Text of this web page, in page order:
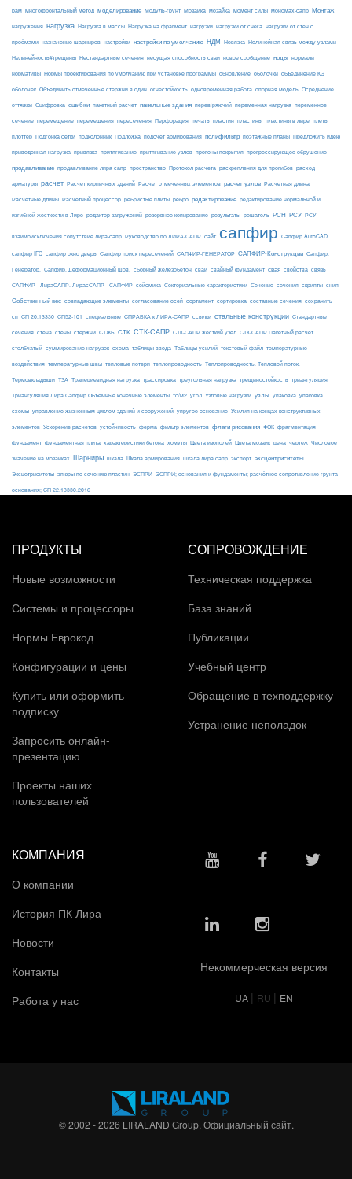
рам многофронтальный метод моделирование Модуль-грунт Мозаика мозайка момент силы мономах-сапр Монтаж
нагружения нагрузка Нагрузка в массы Нагрузка на фрагмент нагрузки нагрузки от снега нагрузки от стен с
проёмами назначение шарниров настройки настройки по умолчанию НДМ Невязка Нелинейная связь между узлами
Нелинейность#трещины Нестандартные сечения несущая способность сваи новое сообщение ноды нормали
нормативы Нормы проектирования по умолчанию при установке программы обновление оболочки объединение КЭ
оболочек Объединить отмеченные стержни в один огнестойкость одновременная работа опорная модель Осреднение
оттяжки Оцифровка ошибки пакетный расчет панельные здания перевіряючий переменная нагрузка переменное
сечение перемещение перемещения пересечения Перфорация печать пластин пластины пластины в лире плеть
плоттер Подгонка сетки подколонник Подложка подсчет армирования полифильтр поэтажные планы Предложить идею
приведенная нагрузка привязка притягивание притягивание узлов прогоны покрытия прогрессирующее обрушение
продавливание продавливание лира сапр пространство Протокол расчета раскрепления для прогибов расход
арматуры расчет Расчет кирпичных зданий Расчет отмеченных элементов расчет узлов Расчетная длина
Расчетные длины Расчетный процессор ребристые плиты ребро редактирование редактирование нормальной и
изгибной жесткости в Лире редактор загружений резервное копирование результаты решатель РСН РСУ РСУ
взаимоисключения сопутствие лира-сапр Руководство по ЛИРА-САПР сайт сапфир Сапфир AutoCAD
сапфир IFC сапфир окно дверь Сапфир поиск пересечений САПФИР-ГЕНЕРАТОР САПФИР-Конструкции Сапфир.
Генератор. Сапфир. Деформационный шов. сборный железобетон сваи свайный фундамент свая свойства связь
САПФИР - ЛираСАПР. ЛирасСАПР - САПФИР сейсмика Секториальные характеристики Сечение сечения скрипты снип
Собственный вес совпадающие элементы согласование осей сортамент сортировка составные сечения сохранить
сп СП 20.13330 СП52-101 специальные СПРАВКА к ЛИРА-САПР ссылки стальные конструкции Стандартные
сечения стена стены стержни СТЖБ СТК СТК-САПР СТК-САПР жесткий узел СТК-САПР Пакетный расчет
столбчатый суммирование нагрузок схема таблицы ввода Таблицы усилий текстовый файл температурные
воздействия температурные швы тепловые потери теплопроводность Теплопроводность. Тепловой поток.
Термовкладыши ТЗА Трапециевидная нагрузка трассировка треугольная нагрузка трещиностойкость триангуляция
Триангуляция Лира Сапфир Объемные конечные элементы тс/м2 угол Узловые нагрузки узлы упаковка упаковка
схемы управление жизненным циклом зданий и сооружений упругое основание Усилия на концах конструктивных
элементов Ускорение расчетов устойчивость ферма фильтр элементов флаги рисования ФОК фрагментация
фундамент фундаментная плита характеристики бетона хомуты Цвета изополей Цвета мозаик цена чертеж Числовое
значение на мозаиках Шарниры шкала Шкала армирования шкала лира сапр экспорт эксцентриситеты
Эксцетриситеты эпюры по сечению пластин ЭСПРИ ЭСПРИ; основания и фундаменты; расчётное сопротивление грунта
основания; СП 22.13330.2016
ПРОДУКТЫ
Новые возможности
Системы и процессоры
Нормы Еврокод
Конфигурации и цены
Купить или оформить
подписку
Запросить онлайн-
презентацию
Проекты наших
пользователей
СОПРОВОЖДЕНИЕ
Техническая поддержка
База знаний
Публикации
Учебный центр
Обращение в техподдержку
Устранение неполадок
КОМПАНИЯ
О компании
История ПК Лира
Новости
Контакты
Работа у нас
Некоммерческая версия
UA | RU | EN
© 2002 - 2026 LIRALAND Group. Официальный сайт.